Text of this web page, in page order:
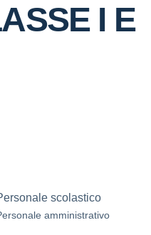
I E
scolastico
amministrativo